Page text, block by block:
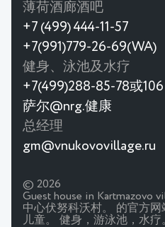
薄荷酒廊酒吧
+7 (499) 444-11-57
+7(991)779-26-69(WA)
健身、泳池及水疗
+7(499)288-85-78或106
萨尔@nrg.健康
总经理
gm@vnukovovillage.ru
© 2026
Guest house in Kartmazovo
中心伏努科沃村。 的官方
儿童。 健身，游泳池，水疗